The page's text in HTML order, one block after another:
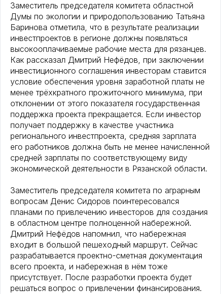
Заместитель председателя комитета областной
Думы по экологии и природопользованию Татьяна
Баринова отметила, что в результате реализации
инвестпроектов в регионе должны появляться
высокооплачиваемые рабочие места для рязанцев.
Как рассказал Дмитрий Нефёдов, при заключении
инвестиционного соглашения инвесторам ставится
условие обеспечения уровня заработной платы не
менее трёхкратного прожиточного минимума, при
отклонении от этого показателя государственная
поддержка проекта прекращается. Если инвестор
получает поддержку в качестве участника
регионального инвестпроекта, средняя зарплата
его работников должна быть не менее начисленной
средней зарплаты по соответствующему виду
экономической деятельности в Рязанской области.
Заместитель председателя комитета по аграрным
вопросам Денис Сидоров поинтересовался
планами по привлечению инвесторов для создания
в областном центре полноценной набережной.
Дмитрий Нефёдов напомнил, что набережная
входит в большой пешеходный маршрут. Сейчас
разрабатывается проектно-сметная документация
всего проекта, и набережная в нём тоже
присутствует. После разработки проекта будет
решаться вопрос о привлечении финансирования.